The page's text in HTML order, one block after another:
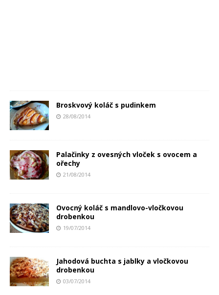
Broskvový koláč s pudinkem
28/08/2014
Palačinky z ovesných vloček s ovocem a
ořechy
21/08/2014
Ovocný koláč s mandlovo-vločkovou
drobenkou
19/07/2014
Jahodová buchta s jablky a vločkovou
drobenkou
03/07/2014